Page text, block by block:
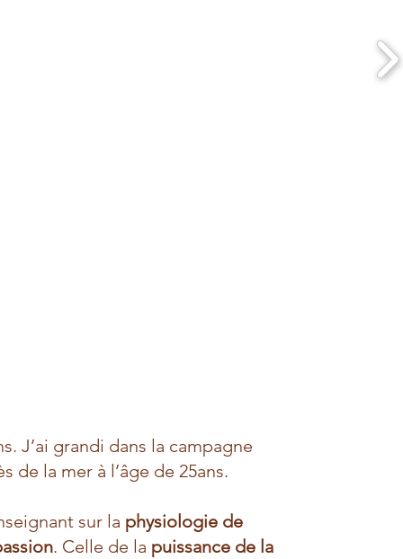
J’ai grandi dans la campagne
de la mer à l’âge de 25ans.
sur la physiologie de
. Celle de la puissance de la